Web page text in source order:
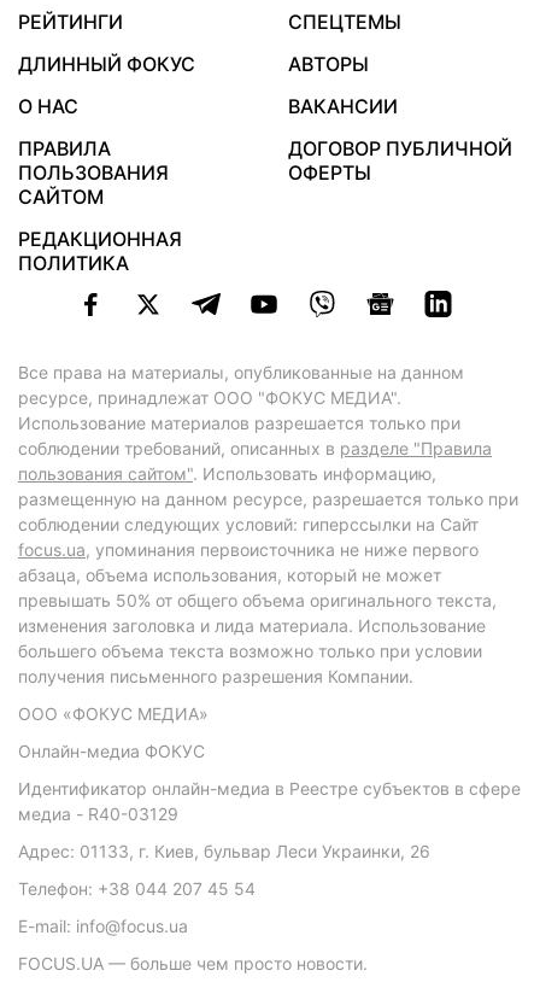
РЕЙТИНГИ
СПЕЦТЕМЫ
ДЛИННЫЙ ФОКУС
АВТОРЫ
О НАС
ВАКАНСИИ
ПРАВИЛА
ПОЛЬЗОВАНИЯ
САЙТОМ
ДОГОВОР ПУБЛИЧНОЙ
ОФЕРТЫ
РЕДАКЦИОННАЯ
ПОЛИТИКА
Все права на материалы, опубликованные на данном
ресурсе, принадлежат ООО "ФОКУС МЕДИА".
Использование материалов разрешается только при
соблюдении требований, описанных в разделе "Правила
пользования сайтом". Использовать информацию,
размещенную на данном ресурсе, разрешается только при
соблюдении следующих условий: гиперссылки на Сайт
focus.ua, упоминания первоисточника не ниже первого
абзаца, объема использования, который не может
превышать 50% от общего объема оригинального текста,
изменения заголовка и лида материала. Использование
большего объема текста возможно только при условии
получения письменного разрешения Компании.
ООО «ФОКУС МЕДИА»
Онлайн-медиа ФОКУС
Идентификатор онлайн-медиа в Реестре субъектов в сфере
медиа - R40-03129
Адрес: 01133, г. Киев, бульвар Леси Украинки, 26
Телефон: +38 044 207 45 54
E-mail: info@focus.ua
FOCUS.UA — больше чем просто новости.